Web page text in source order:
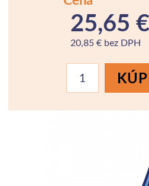
25,65 €
20,85 € bez DPH